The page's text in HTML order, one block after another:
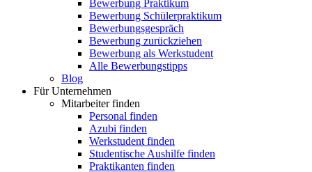
Bewerbung Praktikum
Bewerbung Schülerpraktikum
Bewerbungsgespräch
Bewerbung zurückziehen
Bewerbung als Werkstudent
Alle Bewerbungstipps
Blog
Für Unternehmen
Mitarbeiter finden
Personal finden
Azubi finden
Werkstudent finden
Studentische Aushilfe finden
Praktikanten finden